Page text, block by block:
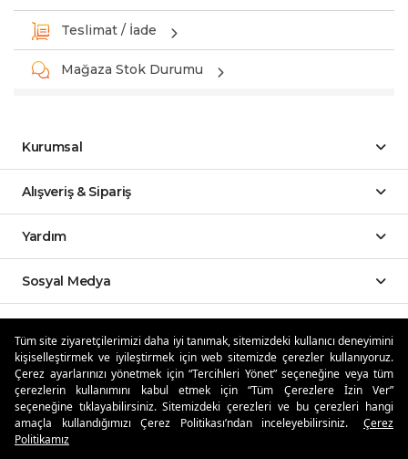
Tüm site ziyaretçilerimizi daha iyi tanımak, sitemizdeki kullanıcı deneyimini
kişiselleştirmek ve iyileştirmek için web sitemizde çerezler kullanıyoruz.
Çerez ayarlarınızı yönetmek için “Tercihleri Yönet” seçeneğine veya tüm
çerezlerin kullanımını kabul etmek için “Tüm Çerezlere İzin Ver”
seçeneğine tıklayabilirsiniz. Sitemizdeki çerezleri ve bu çerezleri hangi
amaçla kullandığımızı Çerez Politikası’ndan inceleyebilirsiniz.
Çerez
Politikamız
Teslimat / İade
Mağaza Stok Durumu
Kurumsal
Alışveriş & Sipariş
Yardım
Sosyal Medya
Özdilekteyim'de Taksit Avantajları
Güvenli Alışveriş